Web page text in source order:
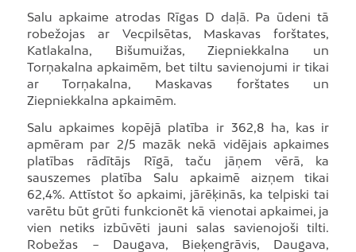
Salu apkaime atrodas Rīgas D daļā. Pa ūdeni tā
robežojas ar Vecpilsētas, Maskavas forštates,
Katlakalna, Bišumuižas, Ziepniekkalna un
Torņakalna apkaimēm, bet tiltu savienojumi ir tikai
ar Torņakalna, Maskavas forštates un
Ziepniekkalna apkaimēm.
Salu apkaimes kopējā platība ir 362,8 ha, kas ir
apmēram par 2/5 mazāk nekā vidējais apkaimes
platības rādītājs Rīgā, taču jāņem vērā, ka
sauszemes platība Salu apkaimē aizņem tikai
62,4%. Attīstot šo apkaimi, jārēķinās, ka telpiski tai
varētu būt grūti funkcionēt kā vienotai apkaimei, ja
vien netiks izbūvēti jauni salas savienojoši tilti.
Robežas − Daugava, Bieķengrāvis, Daugava,